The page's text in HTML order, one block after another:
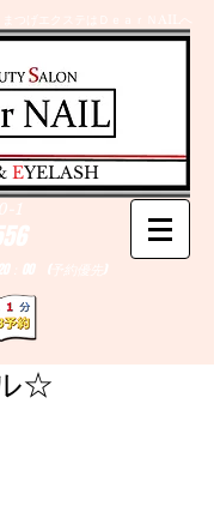
つげエクステはＤｅａｒＮAILへ
00 (予約優先)
1
EYELASH
☆